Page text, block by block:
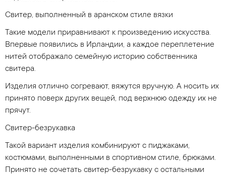
Свитер, выполненный в аранском стиле вязки
Такие модели приравнивают к произведению искусства.
Впервые появились в Ирландии, а каждое переплетение
нитей отображало семейную историю собственника
свитера.
Изделия отлично согревают, вяжутся вручную. А носить их
принято поверх других вещей, под верхнюю одежду их не
прячут.
Свитер-безрукавка
Такой вариант изделия комбинируют с пиджаками,
костюмами, выполненными в спортивном стиле, брюками.
Принято не сочетать свитер-безрукавку с остальными